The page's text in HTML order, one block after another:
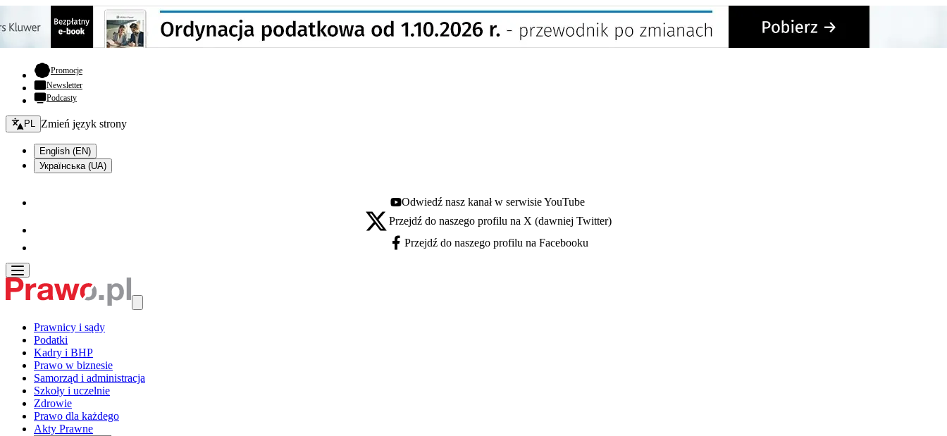
Promocje- otwiera się w nowej karcie
Newsletter
Podcasty
Zmień język - bieżący:
PL Zmień język strony
English (EN)
Українська (UA)
Youtube - otwiera się w nowej karcie
Odwiedź nasz kanał w serwisie YouTube
X - otwiera się w nowej karcie
Przejdź do naszego profilu na X (dawniej Twitter)
Facebook - otwiera się w nowej karcie
Przejdź do naszego profilu na Facebooku
Prawnicy i sądy
Podatki
Kadry i BHP
Prawo w biznesie
Samorząd i administracja
Szkoły i uczelnie
Zdrowie
Prawo dla każdego
Akty Prawne